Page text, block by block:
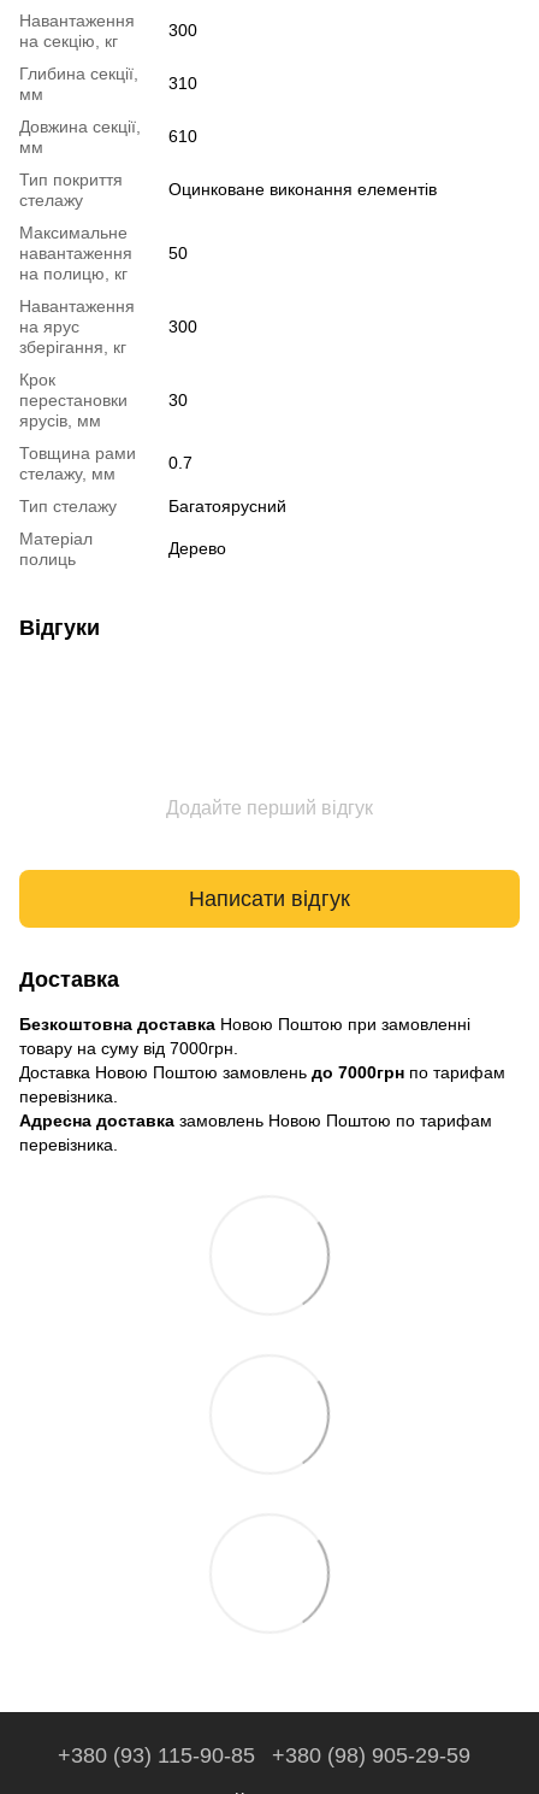
Навантаження
на секцію, кг
300
Глибина секції,
мм
310
Довжина секції,
мм
610
Тип покриття
стелажу
Оцинковане виконання елементів
Максимальне
навантаження
на полицю, кг
50
Навантаження
на ярус
зберігання, кг
300
Крок
перестановки
ярусів, мм
30
Товщина рами
стелажу, мм
0.7
Тип стелажу
Багатоярусний
Матеріал
полиць
Дерево
Відгуки
Додайте перший відгук
Написати відгук
Доставка
Безкоштовна доставка Новою Поштою при замовленні
товару на суму від 7000грн.
Доставка Новою Поштою замовлень до 7000грн по тарифам
перевізника.
Адресна доставка замовлень Новою Поштою по тарифам
перевізника.
+380 (93) 115-90-85 +380 (98) 905-29-59